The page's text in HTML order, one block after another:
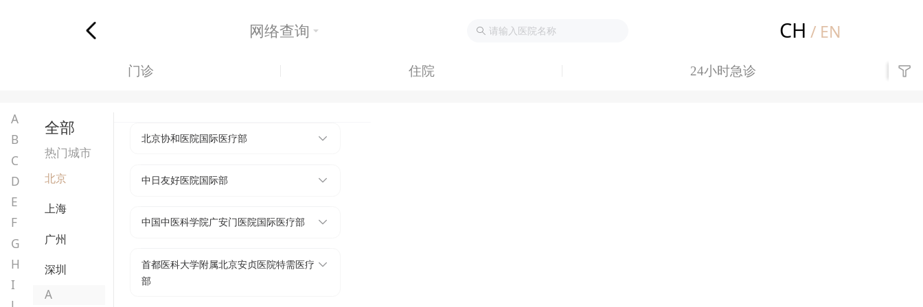
网络查询 CH / EN
门诊 住院 24小时急诊
A
B
C
D
E
F
G
H
I
全部
热门城市
北京
上海
广州
深圳
A
北京协和医院国际医疗部
中日友好医院国际部
中国中医科学院广安门医院国际医疗部
首都医科大学附属北京安贞医院特需医疗
部